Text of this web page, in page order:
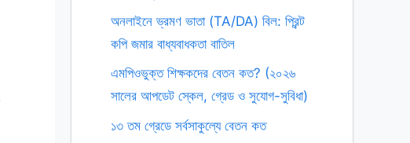
অনলাইনে ভ্রমণ ভাতা (TA/DA) বিল: প্রিন্ট
কপি জমার বাধ্যবাধকতা বাতিল
এমপিওভুক্ত শিক্ষকদের বেতন কত? (২০২৬
সালের আপডেট স্কেল, গ্রেড ও সুযোগ-সুবিধা)
১৩ তম গ্রেডে সর্বসাকুল্যে বেতন কত